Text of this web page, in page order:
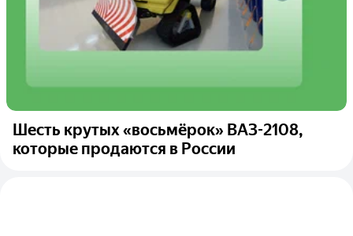
Шесть крутых «восьмёрок» ВАЗ-2108,
которые продаются в России